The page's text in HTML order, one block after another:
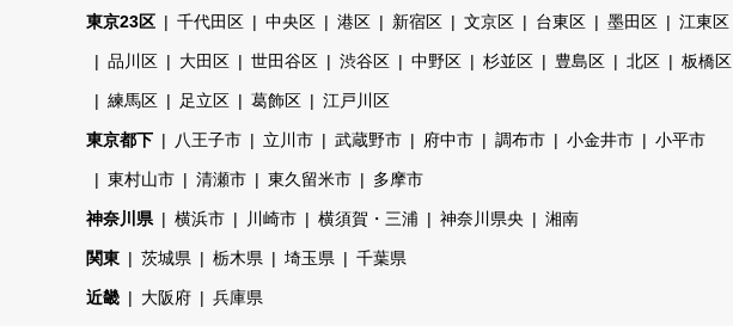
東京23区 千代田区 中央区 港区 新宿区 文京区 台東区 墨田区 江東区
品川区 大田区 世田谷区 渋谷区 中野区 杉並区 豊島区 北区 板橋区
練馬区 足立区 葛飾区 江戸川区
東京都下 八王子市 立川市 武蔵野市 府中市 調布市 小金井市 小平市
東村山市 清瀬市 東久留米市 多摩市
神奈川県 横浜市 川崎市 横須賀・三浦 神奈川県央 湘南
関東 茨城県 栃木県 埼玉県 千葉県
近畿 大阪府 兵庫県